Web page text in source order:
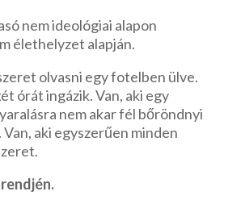
nem ideológiai alapon
élethelyzet alapján.
olvasni egy fotelben ülve.
órát ingázik. Van, aki egy
nem akar fél bőröndnyi
aki egyszerűen minden